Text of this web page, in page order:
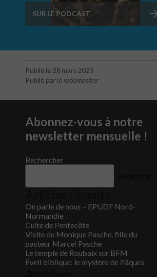
SUR LE PODCAST
Publié le 28 mars 2023
Publié par le webmaster
Abonnez-vous à notre
newsletter mensuelle !
Rechercher
On parle de nous – EPUDF Nord-
Normandie
Culte de Pentecôte
Visite de Monique Pasche, fille du
pasteur Marcel Pasche
Le temple de Roubaix sur BFM
Éveil biblique: le mystère de Pâques